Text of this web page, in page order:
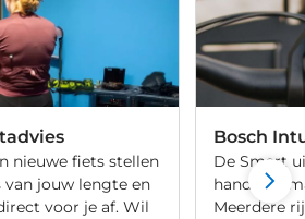
nieuwe fiets stellen
van jouw lengte en
voor je af. Wil
Bosch
De Smart
handige
Meerdere